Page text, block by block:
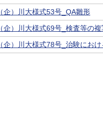
（企）川大様式53号_QA雛形
（企）川大様式69号_検査等の
（企）川大様式78号_治験にお